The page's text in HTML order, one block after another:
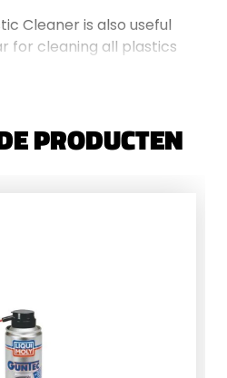
Cleaner is also useful
for cleaning all plastics
PRODUCTEN